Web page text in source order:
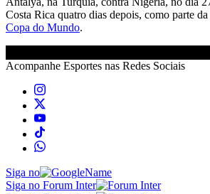
Costa Rica quatro dias depois, como parte da
Copa do Mundo.
Acompanhe Esportes nas Redes Sociais
Siga no
Siga no Forum Inter